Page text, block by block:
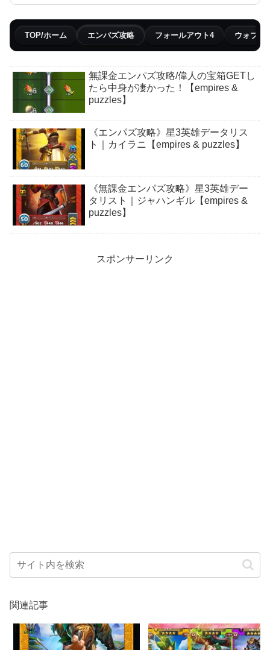
TOP/ホーム エンパズ攻略 フォールアウト4 ウォブリ
無課金エンパズ攻略/偉人の宝箱GETし
たら中身が凄かった！【empires &
puzzles】
《エンパズ攻略》星3英雄データリス
ト｜カイラニ【empires & puzzles】
《無課金エンパズ攻略》星3英雄デー
タリスト｜ジャハンギル【empires &
puzzles】
スポンサーリンク
関連記事